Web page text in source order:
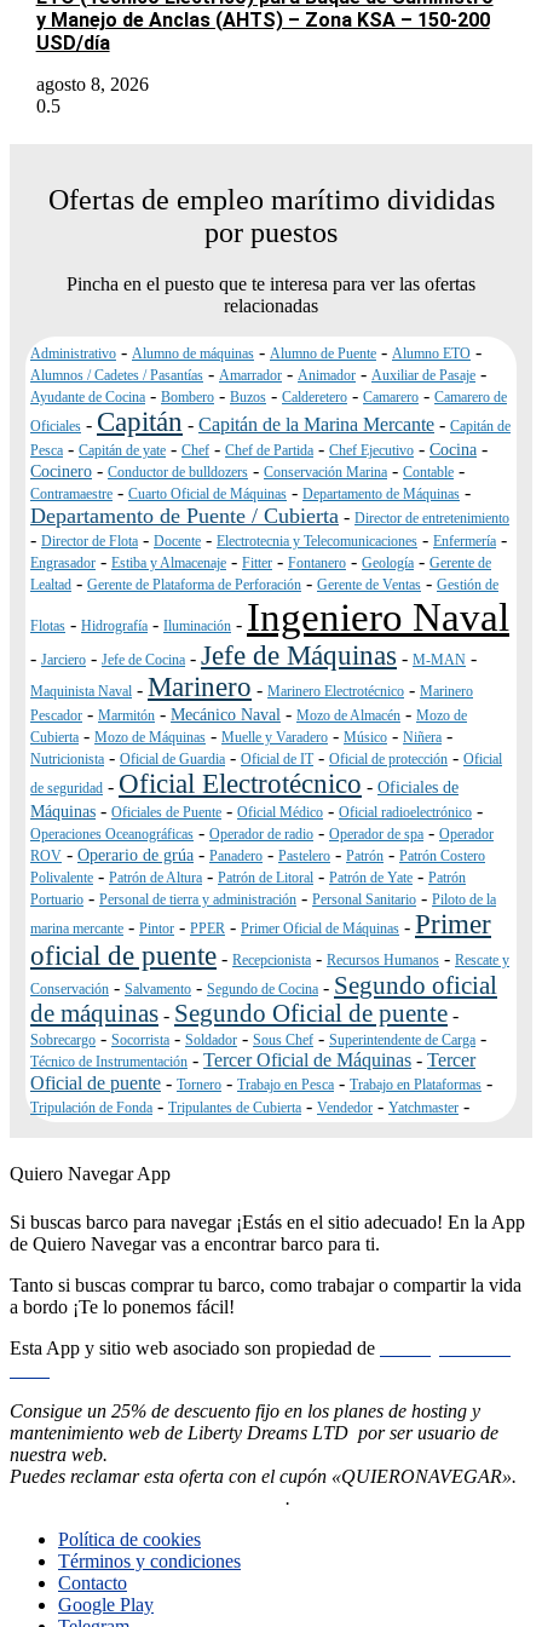
y Manejo de Anclas (AHTS) – Zona KSA – 150-200
USD/día
agosto 8, 2026
Ofertas de empleo marítimo divididas
por puestos
Pincha en el puesto que te interesa para ver las ofertas
relacionadas
Administrativo - Alumno de máquinas - Alumno de Puente - Alumno ETO -
Alumnos / Cadetes / Pasantías - Amarrador - Animador - Auxiliar de Pasaje -
Ayudante de Cocina - Bombero - Buzos - Calderetero - Camarero - Camarero de
Oficiales - Capitán - Capitán de la Marina Mercante - Capitán de
Pesca - Capitán de yate - Chef - Chef de Partida - Chef Ejecutivo - Cocina -
Cocinero - Conductor de bulldozers - Conservación Marina - Contable -
Contramaestre - Cuarto Oficial de Máquinas - Departamento de Máquinas -
Departamento de Puente / Cubierta - Director de entretenimiento
- Director de Flota - Docente - Electrotecnia y Telecomunicaciones - Enfermería -
Engrasador - Estiba y Almacenaje - Fitter - Fontanero - Geología - Gerente de
Lealtad - Gerente de Plataforma de Perforación - Gerente de Ventas - Gestión de
Flotas - Hidrografía - Iluminación - Ingeniero Naval
- Jarciero - Jefe de Cocina - Jefe de Máquinas - M-MAN -
Maquinista Naval - Marinero - Marinero Electrotécnico - Marinero
Pescador - Marmitón - Mecánico Naval - Mozo de Almacén - Mozo de
Cubierta - Mozo de Máquinas - Muelle y Varadero - Músico - Niñera -
Nutricionista - Oficial de Guardia - Oficial de IT- Oficial de protección - Oficial
de seguridad - Oficial Electrotécnico - Oficiales de
Máquinas - Oficiales de Puente - Oficial Médico - Oficial radioelectrónico -
Operaciones Oceanográficas - Operador de radio - Operador de spa - Operador
ROV - Operario de grúa - Panadero - Pastelero - Patrón - Patrón Costero
Polivalente - Patrón de Altura - Patrón de Litoral - Patrón de Yate - Patrón
Portuario - Personal de tierra y administración - Personal Sanitario - Piloto de la
marina mercante - Pintor - PPER - Primer Oficial de Máquinas - Primer
oficial de puente - Recepcionista - Recursos Humanos - Rescate y
Conservación - Salvamento - Segundo de Cocina - Segundo oficial
de máquinas - Segundo Oficial de puente -
Sobrecargo - Socorrista - Soldador - Sous Chef - Superintendente de Carga -
Técnico de Instrumentación - Tercer Oficial de Máquinas - Tercer
Oficial de puente - Tornero - Trabajo en Pesca - Trabajo en Plataformas -
Tripulación de Fonda - Tripulantes de Cubierta - Vendedor - Yatchmaster -
Quiero Navegar App
Si buscas barco para navegar ¡Estás en el sitio adecuado! En la App
de Quiero Navegar vas a encontrar barco para ti.
Tanto si buscas comprar tu barco, como trabajar o compartir la vida
a bordo ¡Te lo ponemos fácil!
Esta App y sitio web asociado son propiedad de
Consigue un 25% de descuento fijo en los planes de hosting y
mantenimiento web de Liberty Dreams LTD por ser usuario de
nuestra web.
Puedes reclamar esta oferta con el cupón «QUIERONAVEGAR».
.
Política de cookies
Términos y condiciones
Contacto
Google Play